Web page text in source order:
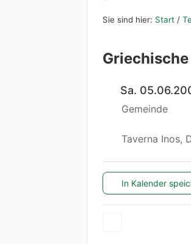
Sie sind hier: Start /
Sa.
Gemeinde
Taverna Inos,
In Kalender